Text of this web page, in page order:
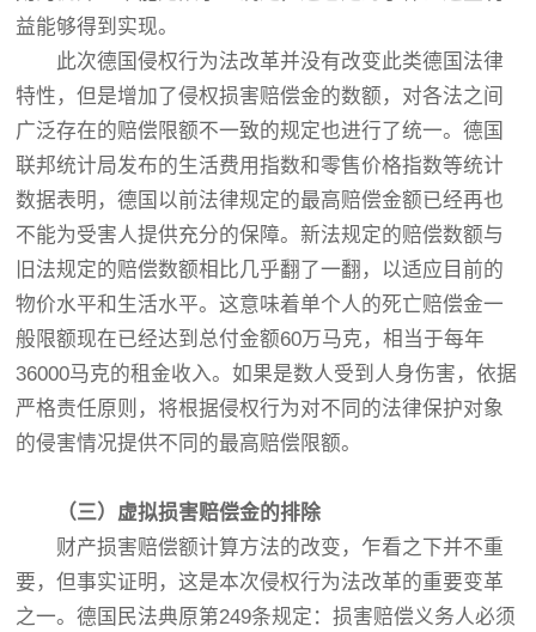
益能够得到实现。
此次德国侵权行为法改革并没有改变此类德国法律
特性，但是增加了侵权损害赔偿金的数额，对各法之间
广泛存在的赔偿限额不一致的规定也进行了统一。德国
联邦统计局发布的生活费用指数和零售价格指数等统计
数据表明，德国以前法律规定的最高赔偿金额已经再也
不能为受害人提供充分的保障。新法规定的赔偿数额与
旧法规定的赔偿数额相比几乎翻了一翻，以适应目前的
物价水平和生活水平。这意味着单个人的死亡赔偿金一
般限额现在已经达到总付金额60万马克，相当于每年
36000马克的租金收入。如果是数人受到人身伤害，依据
严格责任原则，将根据侵权行为对不同的法律保护对象
的侵害情况提供不同的最高赔偿限额。
（三） 虚拟损害赔偿金的排除
财产损害赔偿额计算方法的改变，乍看之下并不重
要，但事实证明，这是本次侵权行为法改革的重要变革
之一。德国民法典原第249条规定：损害赔偿义务人必须